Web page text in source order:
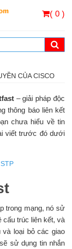
( 0 )
CỦA CISCO
– giải pháp độc
thông báo liên kết
chưa hiểu về tin
viết trước đó dưới
trong mạng, nó sử
cấu trúc liên kết, và
và loại bỏ các giao
sử dụng tin nhắn